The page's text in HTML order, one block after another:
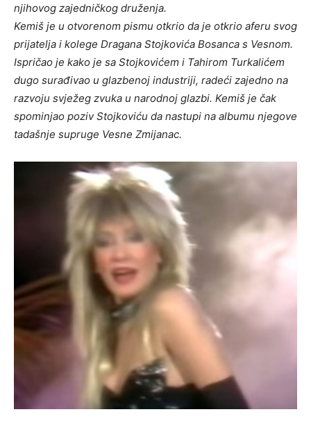
njihovog zajedničkog druženja.
Kemiš je u otvorenom pismu otkrio da je otkrio aferu svog
prijatelja i kolege Dragana Stojkovića Bosanca s Vesnom.
Ispričao je kako je sa Stojkovićem i Tahirom Turkalićem
dugo surađivao u glazbenoj industriji, radeći zajedno na
razvoju svježeg zvuka u narodnoj glazbi. Kemiš je čak
spominjao poziv Stojkoviću da nastupi na albumu njegove
tadašnje supruge Vesne Zmijanac.